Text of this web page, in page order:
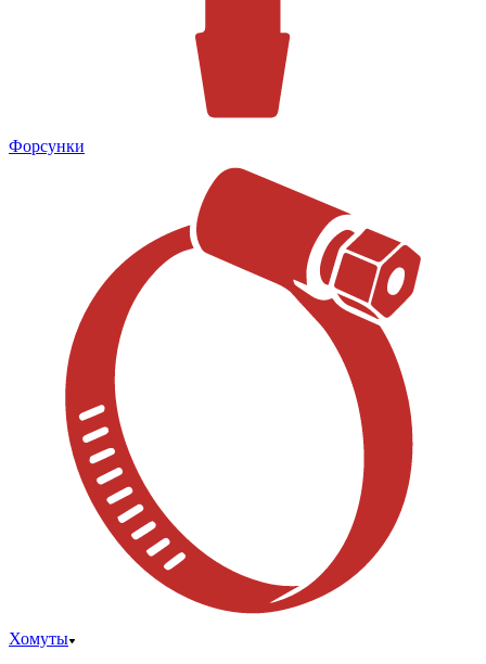
Форсунки
Хомуты